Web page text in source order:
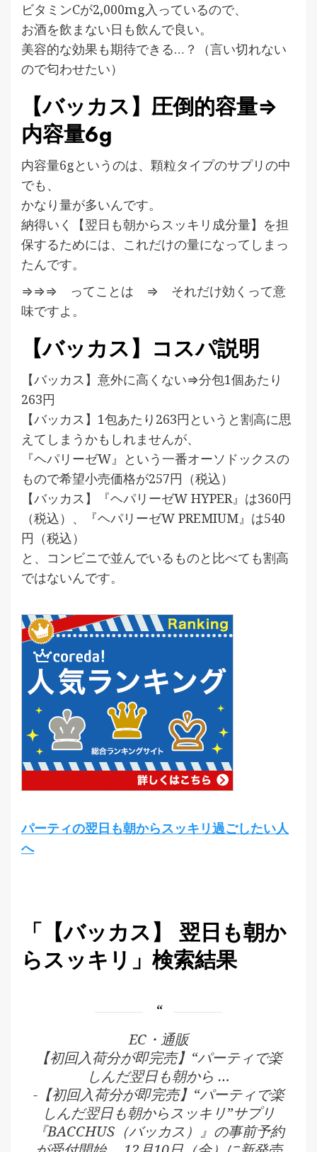
ビタミンCが2,000mg入っているので、
お酒を飲まない日も飲んで良い。
美容的な効果も期待できる…？（言い切れない
ので匂わせたい）
【バッカス】圧倒的容量⇒
内容量6g
内容量6gというのは、顆粒タイプのサプリの中
でも、
かなり量が多いんです。
納得いく【翌日も朝からスッキリ成分量】を担
保するためには、これだけの量になってしまっ
たんです。
⇒⇒⇒ ってことは ⇒ それだけ効くって意
味ですよ。
【バッカス】コスパ説明
【バッカス】意外に高くない⇒分包1個あたり
263円
【バッカス】1包あたり263円というと割高に思
えてしまうかもしれませんが、
『ヘパリーゼW』という一番オーソドックスの
もので希望小売価格が257円（税込）
【バッカス】『ヘパリーゼW HYPER』は360円
（税込）、『ヘパリーゼW PREMIUM』は540
円（税込）
と、コンビニで並んでいるものと比べても割高
ではないんです。
パーティの翌日も朝からスッキリ過ごしたい人
へ
「【バッカス】 翌日も朝か
らスッキリ」検索結果
EC・通販
【初回入荷分が即完売】“パーティで楽
しんだ翌日も朝から …
-【初回入荷分が即完売】“パーティで楽
しんだ翌日も朝からスッキリ”サプリ
『BACCHUS（バッカス）』の事前予約